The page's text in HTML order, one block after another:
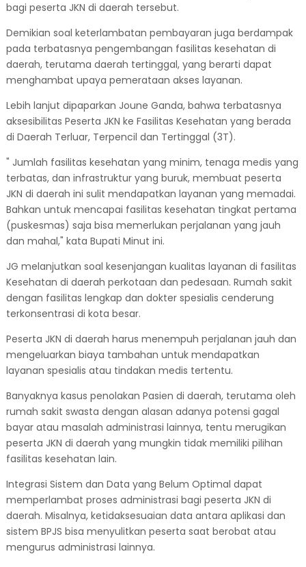
bagi peserta JKN di daerah tersebut.
Demikian soal keterlambatan pembayaran juga berdampak
pada terbatasnya pengembangan fasilitas kesehatan di
daerah, terutama daerah tertinggal, yang berarti dapat
menghambat upaya pemerataan akses layanan.
Lebih lanjut dipaparkan Joune Ganda, bahwa terbatasnya
aksesibilitas Peserta JKN ke Fasilitas Kesehatan yang berada
di Daerah Terluar, Terpencil dan Tertinggal (3T).
" Jumlah fasilitas kesehatan yang minim, tenaga medis yang
terbatas, dan infrastruktur yang buruk, membuat peserta
JKN di daerah ini sulit mendapatkan layanan yang memadai.
Bahkan untuk mencapai fasilitas kesehatan tingkat pertama
(puskesmas) saja bisa memerlukan perjalanan yang jauh
dan mahal," kata Bupati Minut ini.
JG melanjutkan soal kesenjangan kualitas layanan di fasilitas
Kesehatan di daerah perkotaan dan pedesaan. Rumah sakit
dengan fasilitas lengkap dan dokter spesialis cenderung
terkonsentrasi di kota besar.
Peserta JKN di daerah harus menempuh perjalanan jauh dan
mengeluarkan biaya tambahan untuk mendapatkan
layanan spesialis atau tindakan medis tertentu.
Banyaknya kasus penolakan Pasien di daerah, terutama oleh
rumah sakit swasta dengan alasan adanya potensi gagal
bayar atau masalah administrasi lainnya, tentu merugikan
peserta JKN di daerah yang mungkin tidak memiliki pilihan
fasilitas kesehatan lain.
Integrasi Sistem dan Data yang Belum Optimal dapat
memperlambat proses administrasi bagi peserta JKN di
daerah. Misalnya, ketidaksesuaian data antara aplikasi dan
sistem BPJS bisa menyulitkan peserta saat berobat atau
mengurus administrasi lainnya.